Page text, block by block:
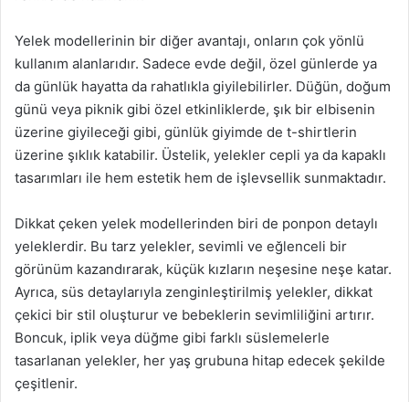
Yelek modellerinin bir diğer avantajı, onların çok yönlü
kullanım alanlarıdır. Sadece evde değil, özel günlerde ya
da günlük hayatta da rahatlıkla giyilebilirler. Düğün, doğum
günü veya piknik gibi özel etkinliklerde, şık bir elbisenin
üzerine giyileceği gibi, günlük giyimde de t-shirtlerin
üzerine şıklık katabilir. Üstelik, yelekler cepli ya da kapaklı
tasarımları ile hem estetik hem de işlevsellik sunmaktadır.
Dikkat çeken yelek modellerinden biri de ponpon detaylı
yeleklerdir. Bu tarz yelekler, sevimli ve eğlenceli bir
görünüm kazandırarak, küçük kızların neşesine neşe katar.
Ayrıca, süs detaylarıyla zenginleştirilmiş yelekler, dikkat
çekici bir stil oluşturur ve bebeklerin sevimliliğini artırır.
Boncuk, iplik veya düğme gibi farklı süslemelerle
tasarlanan yelekler, her yaş grubuna hitap edecek şekilde
çeşitlenir.